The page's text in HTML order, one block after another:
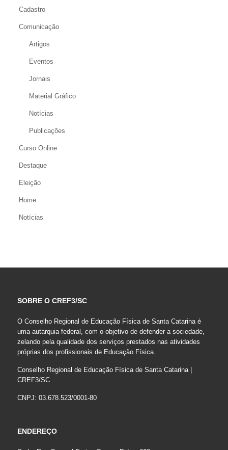
Cadastro
Comunicação
Artigos
Eventos
Jornais
Material Gráfico
Notícias
Publicações
Curso Online
Destaque
Eleição
Home
Notícias
SOBRE O CREF3/SC
O Conselho Regional de Educação Física de Santa Catarina é
uma autarquia federal, com o objetivo de defender a sociedade,
zelando pela qualidade dos serviços prestados nas atividades
próprias dos profissionais de Educação Física.
Conselho Regional de Educação Física de Santa Catarina |
CREF3/SC
CNPJ: 03.678.523/0001-80
ENDEREÇO